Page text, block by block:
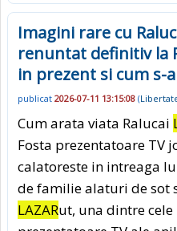
Imagini rare cu
renuntat definitiv la
in prezent si cum s-
publicat 2026-07-11 13:15:08 (
Cum arata viata Ralucai
Fosta prezentatoare TV
calatoreste in intreaga
de familie alaturi de sot
LAZARut, una dintre